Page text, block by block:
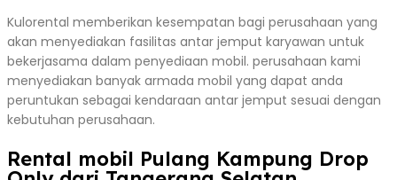
Kulorental memberikan kesempatan bagi perusahaan yang
akan menyediakan fasilitas antar jemput karyawan untuk
bekerjasama dalam penyediaan mobil. perusahaan kami
menyediakan banyak armada mobil yang dapat anda
peruntukan sebagai kendaraan antar jemput sesuai dengan
kebutuhan perusahaan.
Rental mobil Pulang Kampung Drop